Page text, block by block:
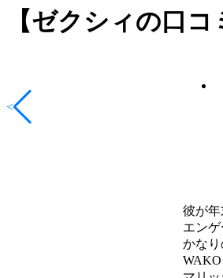
<
【ゼクシィの口
彼が
エン
かな